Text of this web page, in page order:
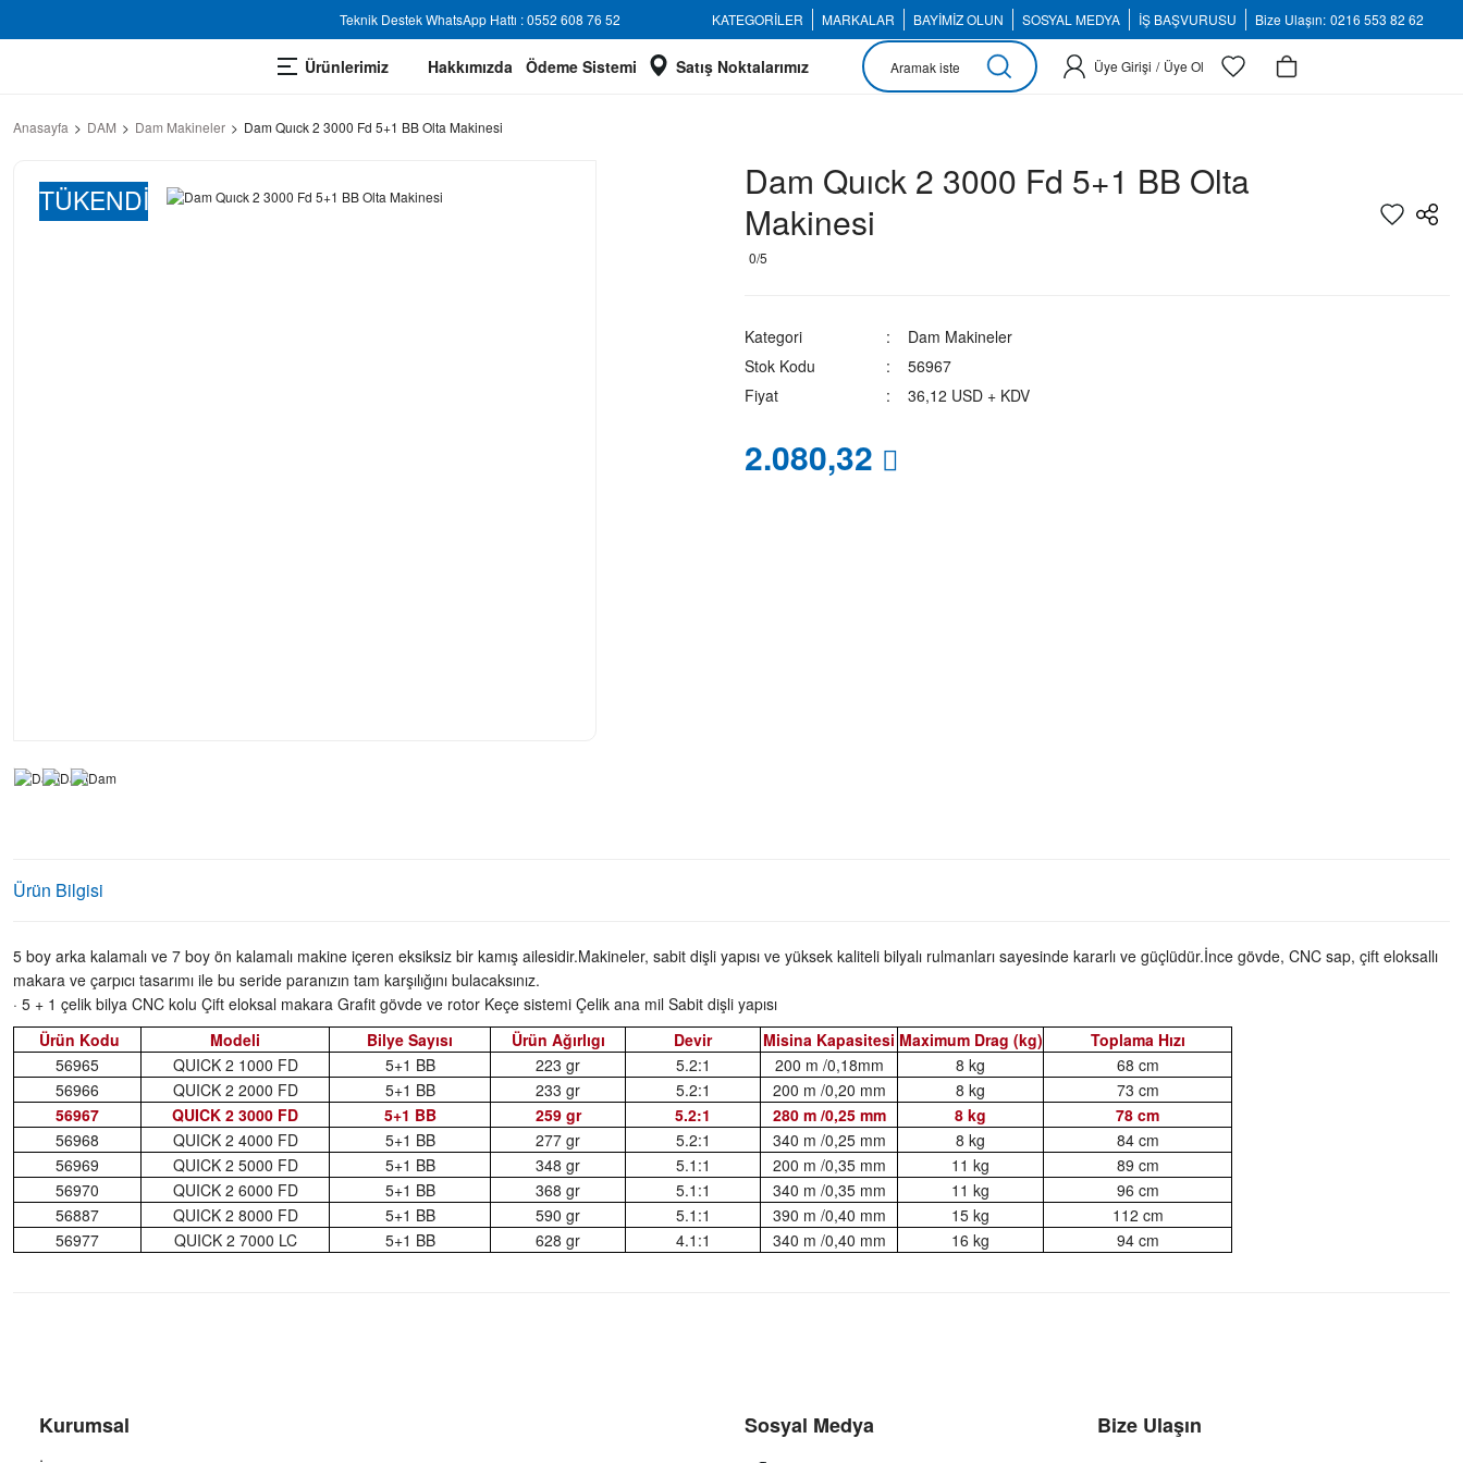
Teknik Destek WhatsApp Hattı : 0552 608 76 52 KATEGORİLER MARKALAR BAYİMİZ OLUN SOSYAL MEDYA İŞ BAŞVURUSU Bize Ulaşın: 0216 553 82 62
Ürünlerimiz Hakkımızda Ödeme Sistemi Satış Noktalarımız Üye Girişi / Üye Ol
Anasayfa DAM Dam Makineler Dam Quıck 2 3000 Fd 5+1 BB Olta Makinesi
TÜKENDİ
Dam Quıck 2 3000 Fd 5+1 BB Olta
Makinesi
0/5
Kategori
Dam Makineler
Stok Kodu
56967
Fiyat
36,12 USD + KDV
2.080,32
Ürün Bilgisi
5 boy arka kalamalı ve 7 boy ön kalamalı makine içeren eksiksiz bir kamış ailesidir.Makineler, sabit dişli yapısı ve yüksek kaliteli bilyalı rulmanları sayesinde kararlı ve güçlüdür.İnce gövde, CNC sap, çift eloksallı
makara ve çarpıcı tasarımı ile bu seride paranızın tam karşılığını bulacaksınız.
· 5 + 1 çelik bilya CNC kolu Çift eloksal makara Grafit gövde ve rotor Keçe sistemi Çelik ana mil Sabit dişli yapısı
Ürün Kodu
Modeli Bilye Sayısı Ürün Ağırlıgı Devir Misina Kapasitesi Maximum Drag (kg)
Toplama Hızı
56965
QUICK 2 1000 FD 5+1 BB 223 gr 5.2:1 200 m /0,18mm 8 kg
68 cm
56966
QUICK 2 2000 FD 5+1 BB 233 gr 5.2:1 200 m /0,20 mm 8 kg
73 cm
56967
QUICK 2 3000 FD 5+1 BB 259 gr 5.2:1 280 m /0,25 mm 8 kg
78 cm
56968
QUICK 2 4000 FD 5+1 BB 277 gr 5.2:1 340 m /0,25 mm 8 kg
84 cm
56969
QUICK 2 5000 FD 5+1 BB 348 gr 5.1:1 200 m /0,35 mm 11 kg
89 cm
56970
QUICK 2 6000 FD 5+1 BB 368 gr 5.1:1 340 m /0,35 mm 11 kg
96 cm
56887
QUICK 2 8000 FD 5+1 BB 590 gr 5.1:1 390 m /0,40 mm 15 kg
112 cm
56977
QUICK 2 7000 LC 5+1 BB 628 gr 4.1:1 340 m /0,40 mm 16 kg 94 cm
Kurumsal Sosyal Medya Bize Ulaşın